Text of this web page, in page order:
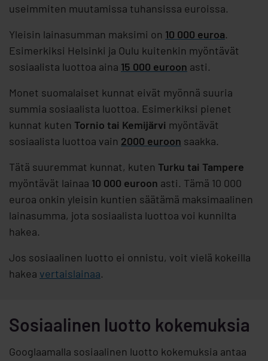
useimmiten muutamissa tuhansissa euroissa.
Yleisin lainasumman maksimi on 10 000 euroa.
Esimerkiksi Helsinki ja Oulu kuitenkin myöntävät
sosiaalista luottoa aina 15 000 euroon asti.
Monet suomalaiset kunnat eivät myönnä suuria
summia sosiaalista luottoa. Esimerkiksi pienet
kunnat kuten Tornio tai Kemijärvi myöntävät
sosiaalista luottoa vain 2000 euroon saakka.
Tätä suuremmat kunnat, kuten Turku tai Tampere
myöntävät lainaa 10 000 euroon asti. Tämä 10 000
euroa onkin yleisin kuntien säätämä maksimaalinen
lainasumma, jota sosiaalista luottoa voi kunnilta
hakea.
Jos sosiaalinen luotto ei onnistu, voit vielä kokeilla
hakea vertaislainaa.
Sosiaalinen luotto kokemuksia
Googlaamalla sosiaalinen luotto kokemuksia antaa